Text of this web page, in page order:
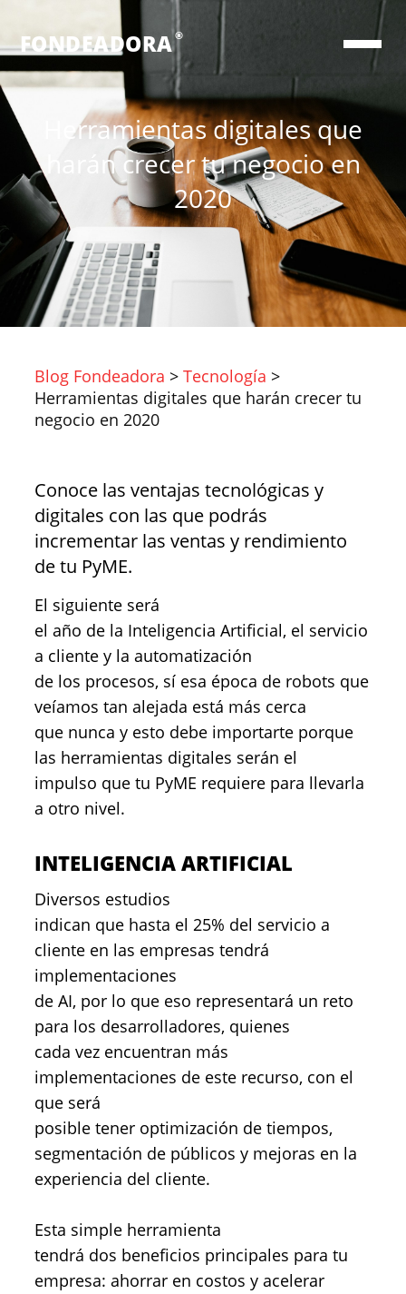
FONDEADORA®
Herramientas digitales que
harán crecer tu negocio en
2020
Blog Fondeadora > Tecnología >
Herramientas digitales que harán crecer tu
negocio en 2020
Conoce las ventajas tecnológicas y
digitales con las que podrás
incrementar las ventas y rendimiento
de tu PyME.
El siguiente será
el año de la Inteligencia Artificial, el servicio
a cliente y la automatización
de los procesos, sí esa época de robots que
veíamos tan alejada está más cerca
que nunca y esto debe importarte porque
las herramientas digitales serán el
impulso que tu PyME requiere para llevarla
a otro nivel.
INTELIGENCIA ARTIFICIAL
Diversos estudios
indican que hasta el 25% del servicio a
cliente en las empresas tendrá
implementaciones
de AI, por lo que eso representará un reto
para los desarrolladores, quienes
cada vez encuentran más
implementaciones de este recurso, con el
que será
posible tener optimización de tiempos,
segmentación de públicos y mejoras en la
experiencia del cliente.
Esta simple herramienta
tendrá dos beneficios principales para tu
empresa: ahorrar en costos y acelerar